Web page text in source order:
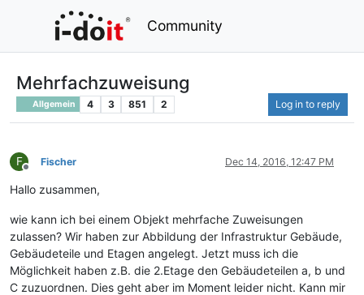
Community
Mehrfachzuweisung
Allgemein 4 3 851 2 Log in to reply
F
Offline
Fischer Dec 14, 2016, 12:47 PM
Hallo zusammen,
wie kann ich bei einem Objekt mehrfache Zuweisungen
zulassen? Wir haben zur Abbildung der Infrastruktur Gebäude,
Gebäudeteile und Etagen angelegt. Jetzt muss ich die
Möglichkeit haben z.B. die 2.Etage den Gebäudeteilen a, b und
C zuzuordnen. Dies geht aber im Moment leider nicht. Kann mir